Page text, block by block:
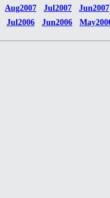
Aug2007 Jul2007
Jun2007
Jul2006 Jun2006